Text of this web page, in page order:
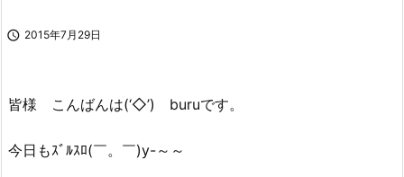
 2015年7月29日
皆様 こんばんは(‘◇’)ゞburuです。
今日もｽﾞﾙｽﾛ(￣。￣)y-～～